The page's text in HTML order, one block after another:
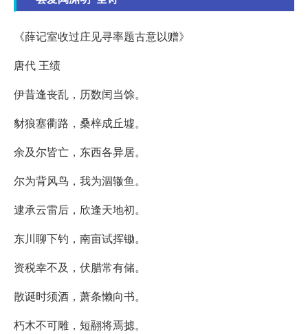
《薛记室收过庄见寻率题古意以赠》
唐代 王绩
伊昔逢丧乱，历数闰当馀。
豺狼塞衢路，桑梓成丘墟。
余及尔皆亡，东西各异居。
尔为背风鸟，我为涸辙鱼。
逮承云雷后，欣逢天地初。
东川聊下钓，南亩试挥锄。
资税幸不及，伏腊常有储。
散诞时须酒，萧条懒向书。
朽木不可雕，短翮将焉摅。